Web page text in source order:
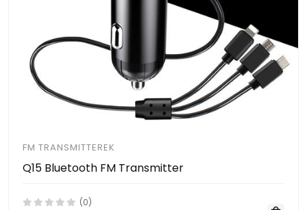
FM TRANSMITTEREK
Q15 Bluetooth FM Transmitter
(0)